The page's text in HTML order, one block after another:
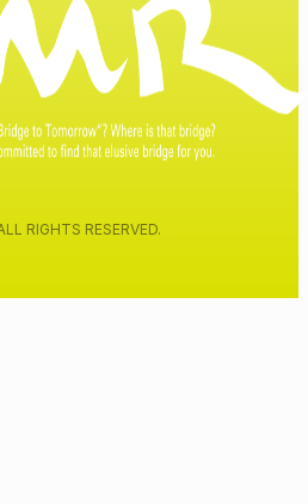
RIGHTS RESERVED.